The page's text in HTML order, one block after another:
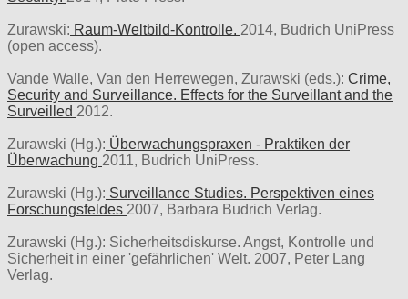
Zurawski: Raum-Weltbild-Kontrolle. 2014, Budrich UniPress
(open access).
Vande Walle, Van den Herrewegen, Zurawski (eds.): Crime,
Security and Surveillance. Effects for the Surveillant and the
Surveilled 2012.
Zurawski (Hg.): Überwachungspraxen - Praktiken der
Überwachung 2011, Budrich UniPress.
Zurawski (Hg.): Surveillance Studies. Perspektiven eines
Forschungsfeldes 2007, Barbara Budrich Verlag.
Zurawski (Hg.): Sicherheitsdiskurse. Angst, Kontrolle und
Sicherheit in einer 'gefährlichen' Welt. 2007, Peter Lang
Verlag.